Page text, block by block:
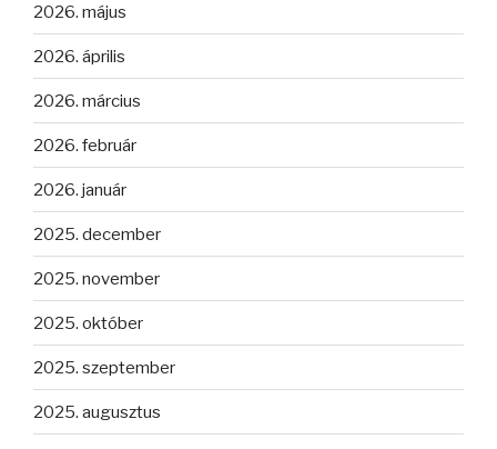
2026. május
2026. április
2026. március
2026. február
2026. január
2025. december
2025. november
2025. október
2025. szeptember
2025. augusztus